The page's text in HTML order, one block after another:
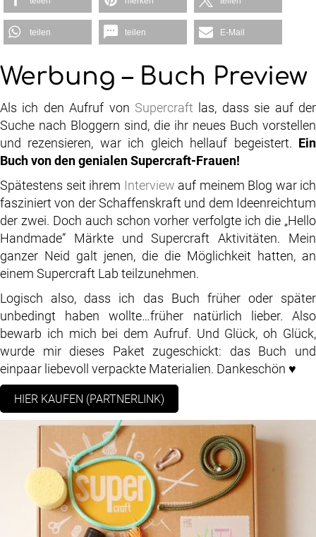
teilen teilen E-Mail
Werbung – Buch Preview
Als ich den Aufruf von Supercraft
las, dass sie auf der
Suche nach Bloggern sind, die ihr neues Buch vorstellen
und rezensieren, war ich gleich hellauf begeistert. Ein
Buch von den genialen Supercraft-Frauen!
Spätestens seit ihrem Interview auf meinem Blog war ich
fasziniert von der Schaffenskraft und dem Ideenreichtum
der zwei. Doch auch schon vorher verfolgte ich die „Hello
Handmade“ Märkte und Supercraft Aktivitäten. Mein
ganzer Neid galt jenen, die die Möglichkeit hatten, an
einem Supercraft Lab teilzunehmen.
Logisch also, dass ich das Buch früher oder später
unbedingt haben wollte…früher natürlich lieber. Also
bewarb ich mich bei dem Aufruf. Und Glück, oh Glück,
wurde mir dieses Paket zugeschickt: das Buch und
einpaar liebevoll verpackte Materialien. Dankeschön ♥
HIER KAUFEN (PARTNERLINK)